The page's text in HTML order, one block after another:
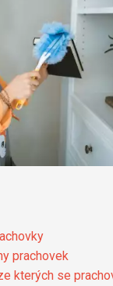
prachovek
kterých se